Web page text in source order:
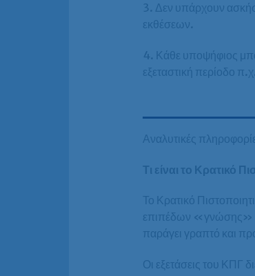
3. Δεν υπάρχουν
εκθέσεων.
4. Κάθε υποψήφιος
εξεταστική περίοδο
Αναλυτικές
Τι είναι το Κρατικό
Το Κρατικό
επιπέδων «γνώσης»
παράγει γραπτό και
Οι εξετάσεις του ΚΠΓ